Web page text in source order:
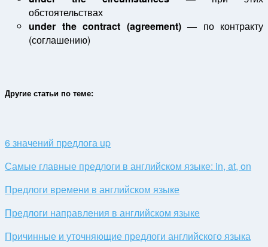
обстоятельствах
under the contract (agreement) — по контракту
(соглашению)
Другие статьи по теме:
6 значений предлога up
Самые главные предлоги в английском языке: in, at, on
Предлоги времени в английском языке
Предлоги направления в английском языке
Причинные и уточняющие предлоги английского языка